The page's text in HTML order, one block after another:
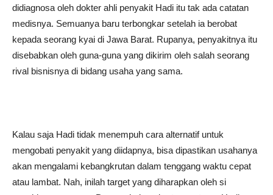
didiagnosa oleh dokter ahli penyakit Hadi itu tak ada catatan
medisnya. Semuanya baru terbongkar setelah ia berobat
kepada seorang kyai di Jawa Barat. Rupanya, penyakitnya itu
disebabkan oleh guna-guna yang dikirim oleh salah seorang
rival bisnisnya di bidang usaha yang sama.
Kalau saja Hadi tidak menempuh cara alternatif untuk
mengobati penyakit yang diidapnya, bisa dipastikan usahanya
akan mengalami kebangkrutan dalam tenggang waktu cepat
atau lambat. Nah, inilah target yang diharapkan oleh si